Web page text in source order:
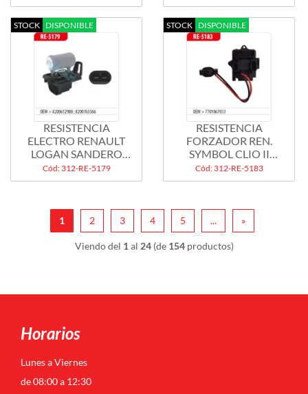
STOCK DISPONIBLE
RESISTENCIA
ELECTRO RENAULT
LOGAN SANDERO
DUSTER
Cód: 312-RE-5179
STOCK DISPONIBLE
RESISTENCIA
FORZADOR REN.
SYMBOL CLIO II
KANGOO...
Cód: 312-RE-5183
1 2 3 4 5 ... »
Viendo del 1 al 24(de 154productos)
Horarios
Lunes a Viernes
de 08:00 a 12:30